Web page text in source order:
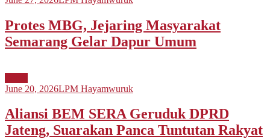
Protes MBG, Jejaring Masyarakat
Semarang Gelar Dapur Umum
June 20, 2026LPM Hayamwuruk
Aliansi BEM SERA Geruduk DPRD
Jateng, Suarakan Panca Tuntutan Rakyat